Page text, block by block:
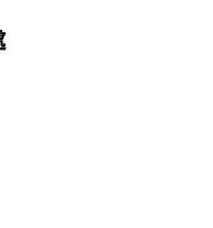
盼面對未來挑戰 堅持
納州設立「駐鳳凰城辦
交流合作